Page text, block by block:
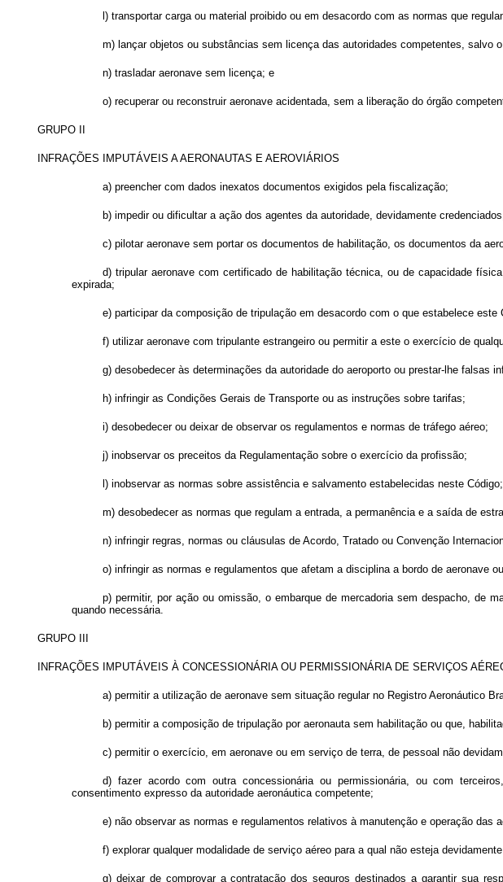
l) transportar carga ou material proibido ou em desacordo com as normas que
m) lançar objetos ou substâncias sem licença das autoridades competentes, salvo
n) trasladar aeronave sem licença; e
o) recuperar ou reconstruir aeronave acidentada, sem a liberação do órgão
GRUPO II
INFRAÇÕES IMPUTÁVEIS A AERONAUTAS E AEROVIÁRIOS
a) preencher com dados inexatos documentos exigidos pela fiscalização;
b) impedir ou dificultar a ação dos agentes da autoridade, devidamente
c) pilotar aeronave sem portar os documentos de habilitação, os documentos da
d) tripular aeronave com certificado de habilitação técnica, ou de capacidade
expirada;
e) participar da composição de tripulação em desacordo com o que estabelece este
f) utilizar aeronave com tripulante estrangeiro ou permitir a este o exercício de
g) desobedecer às determinações da autoridade do aeroporto ou prestar-lhe falsas
h) infringir as Condições Gerais de Transporte ou as instruções sobre tarifas;
i) desobedecer ou deixar de observar os regulamentos e normas de tráfego aéreo;
j) inobservar os preceitos da Regulamentação sobre o exercício da profissão;
l) inobservar as normas sobre assistência e salvamento estabelecidas neste Código;
m) desobedecer as normas que regulam a entrada, a permanência e a saída de
n) infringir regras, normas ou cláusulas de Acordo, Tratado ou Convenção
o) infringir as normas e regulamentos que afetam a disciplina a bordo de aeronave
p) permitir, por ação ou omissão, o embarque de mercadoria sem despacho, de
quando necessária.
GRUPO III
INFRAÇÕES IMPUTÁVEIS À CONCESSIONÁRIA OU PERMISSIONÁRIA DE SERVIÇOS
a) permitir a utilização de aeronave sem situação regular no Registro Aeronáutico
b) permitir a composição de tripulação por aeronauta sem habilitação ou que,
c) permitir o exercício, em aeronave ou em serviço de terra, de pessoal não
d) fazer acordo com outra concessionária ou permissionária, ou com
consentimento expresso da autoridade aeronáutica competente;
e) não observar as normas e regulamentos relativos à manutenção e operação das
f) explorar qualquer modalidade de serviço aéreo para a qual não esteja
g) deixar de comprovar a contratação dos seguros destinados a garantir sua